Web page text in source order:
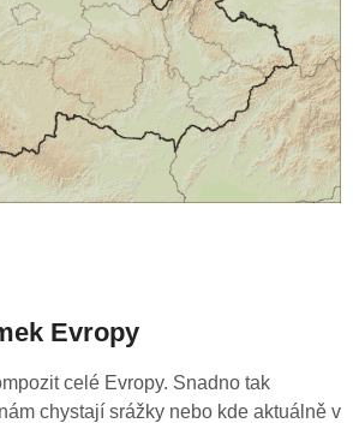
Evropy
celé Evropy. Snadno tak
chystají srážky nebo kde aktuálně v